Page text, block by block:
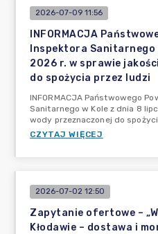
2026-07-09 11:56
INFORMACJA
Inspektora Sanitarnego
2026 r. w sprawie
do spożycia przez ludzi
INFORMACJA Państwowego
Sanitarnego w Kole z dnia 8
wody przeznaczonej do
CZYTAJ WIĘCEJ
2026-07-02 12:50
Zapytanie ofertowe –
Kłodawie – dostawa i